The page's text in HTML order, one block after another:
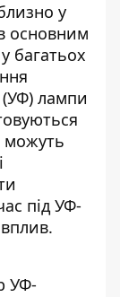
у
основним
багатьох
(УФ) лампи
можуть
під УФ-
УФ-